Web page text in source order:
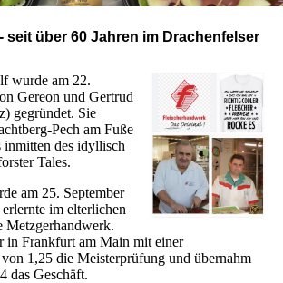
seit über 60 Jahren im Drachenfelser
wurde am 22.
Gereon und Gertrud
gegründet. Sie
Pech am Fuße
inmitten des idyllisch
Tales.
am 25. September
im elterlichen
Metzgerhandwerk.
in Frankfurt am Main mit einer
1,25 die Meisterprüfung und übernahm
das Geschäft.